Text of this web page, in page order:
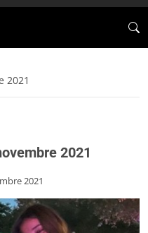
2021
2021
2021